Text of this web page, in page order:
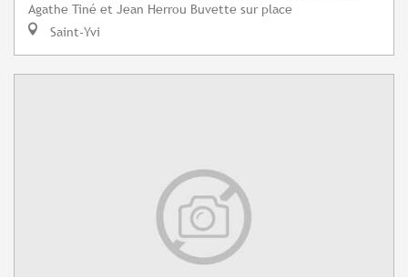
Agathe Tiné et Jean Herrou Buvette sur place
Saint-Yvi